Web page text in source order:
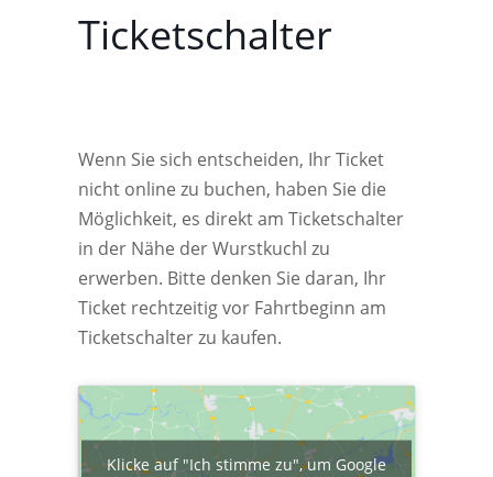
Ticketschalter
Wenn Sie sich entscheiden, Ihr Ticket
nicht online zu buchen, haben Sie die
Möglichkeit, es direkt am Ticketschalter
in der Nähe der Wurstkuchl zu
erwerben. Bitte denken Sie daran, Ihr
Ticket rechtzeitig vor Fahrtbeginn am
Ticketschalter zu kaufen.
Klicke auf "Ich stimme zu", um Google